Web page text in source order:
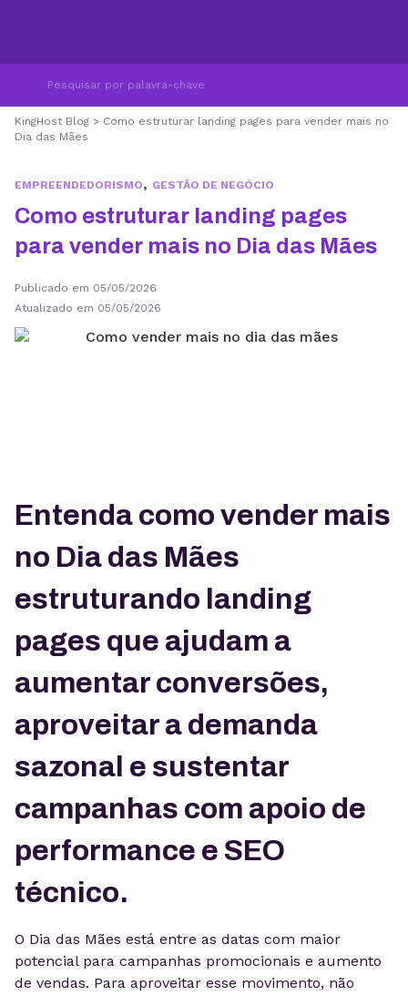
KingHost Blog > Como estruturar landing pages para vender mais no
Dia das Mães
EMPREENDEDORISMO, GESTÃO DE NEGÓCIO
Como estruturar landing pages
para vender mais no Dia das Mães
Publicado em 05/05/2026
Atualizado em 05/05/2026
Entenda como vender mais
no Dia das Mães
estruturando landing
pages que ajudam a
aumentar conversões,
aproveitar a demanda
sazonal e sustentar
campanhas com apoio de
performance e SEO
técnico.
O Dia das Mães está entre as datas com maior
potencial para campanhas promocionais e aumento
de vendas. Para aproveitar esse movimento, não